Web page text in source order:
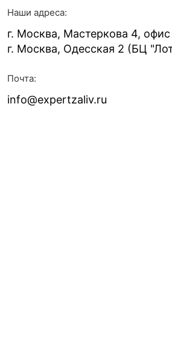
Наши адреса:
г. Москва, Мастеркова 4, офис
г. Москва, Одесская 2 (БЦ
Почта:
info@expertzaliv.ru